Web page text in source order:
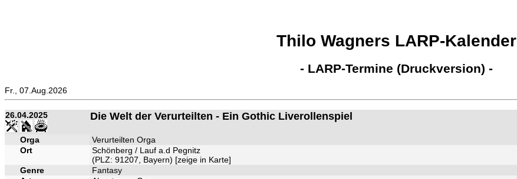
Thilo Wagners LARP-Kalender
- LARP-Termine (Druckversion) -
Fr., 07.Aug.2026
26.04.2025 Die Welt der Verurteilten - Ein Gothic Liverollenspiel
Orga
Verurteilten Orga
Ort
Schönberg / Lauf a.d Pegnitz
(PLZ: 91207, Bayern) [zeige in Karte]
Genre
Fantasy